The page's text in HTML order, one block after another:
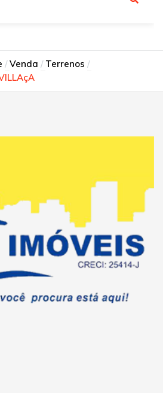
Venda
Terrenos